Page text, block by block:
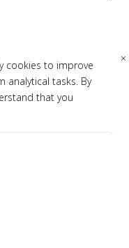
cookies to improve
analytical tasks. By
that you
×